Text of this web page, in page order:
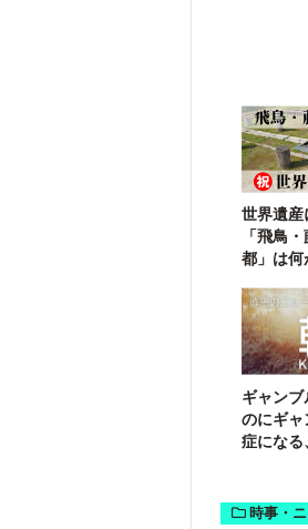
世界遺産
「飛鳥
都」は
ギャン
のにギ
症にな
時事・